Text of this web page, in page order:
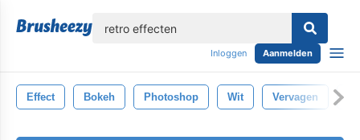
Inloggen Aanmelden
Effect Bokeh Photoshop Wit Vervagen